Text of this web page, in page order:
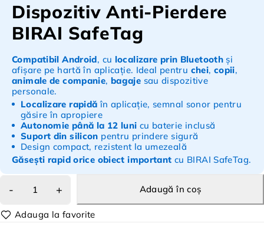
Dispozitiv Anti-Pierdere
BIRAI SafeTag
Compatibil Android, cu localizare prin Bluetooth și
afișare pe hartă în aplicație. Ideal pentru chei, copii,
animale de companie, bagaje sau dispozitive
personale.
Localizare rapidă în aplicație, semnal sonor pentru
găsire în apropiere
Autonomie până la 12 luni cu baterie inclusă
Suport din silicon pentru prindere sigură
Design compact, rezistent la umezeală
Găsești rapid orice obiect important cu BIRAI SafeTag.
Adaugă în coș